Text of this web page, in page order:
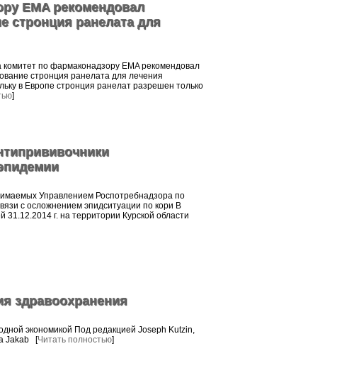
EMA рекомендовал
стронция ранелата для
комитет по фармаконадзору EMA рекомендовал
стронция ранелата для лечения
в Европе стронция ранелат разрешен только
]
Управлением Роспотребнадзора по
с осложнением эпидситуации по кори В
31.12.2014 г. на территории Курской области
здравоохранения
экономикой Под редакцией Joseph Kutzin,
Jakab [Читать полностью]